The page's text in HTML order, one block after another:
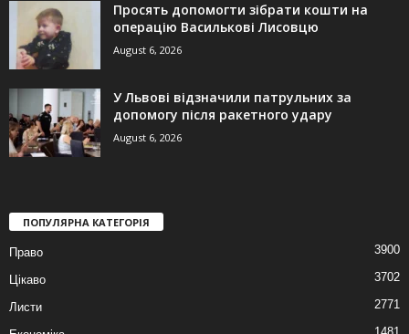
Просять допомогти зібрати кошти на
операцію Василькові Лисовцю
August 6, 2026
У Львові відзначили патрульних за
допомогу після ракетного удару
August 6, 2026
ПОПУЛЯРНА КАТЕГОРІЯ
Право 3900
Цікаво 3702
Листи 2771